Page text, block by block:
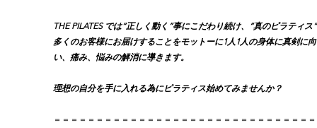
THE PILATES では“正しく動く”事にこだわり続け、“真のピラティス
多くのお客様にお届けすることをモットーに1人1人の身体に真剣に
い、痛み、悩みの解消に導きます。
理想の自分を手に入れる為にピラティス始めてみませんか？
＝＝＝＝＝＝＝＝＝＝＝＝＝＝＝＝＝＝＝＝＝＝＝＝＝＝＝＝＝＝